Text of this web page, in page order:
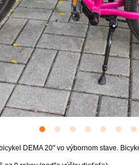
DEMA 20" vo výbornom stave.